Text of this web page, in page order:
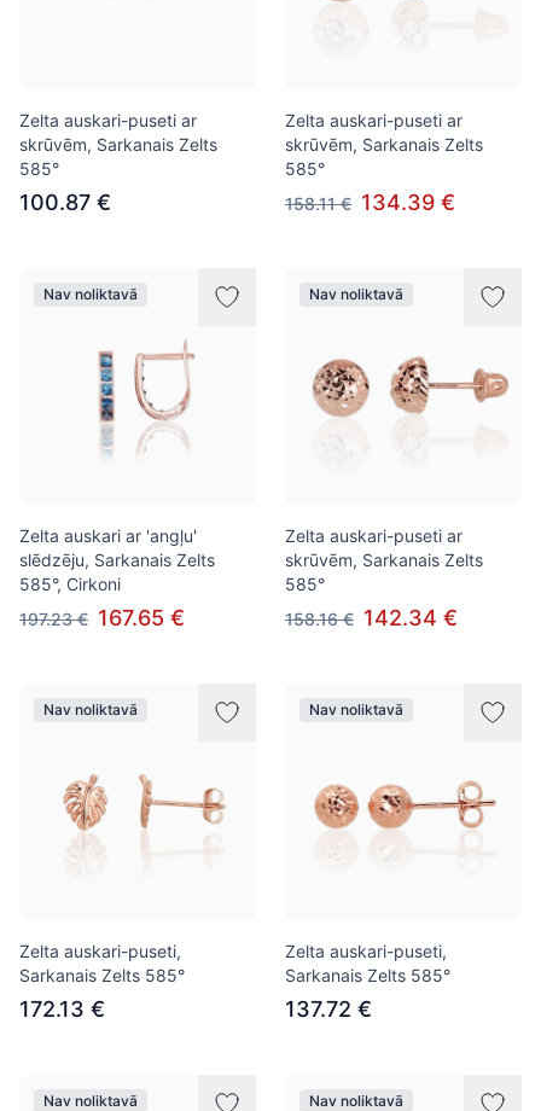
Zelta auskari-puseti ar
skrūvēm, Sarkanais Zelts
585°
100.87 €
Zelta auskari-puseti ar
skrūvēm, Sarkanais Zelts
585°
158.11 € 134.39 €
Nav noliktavā
Zelta auskari ar 'angļu'
slēdzēju, Sarkanais Zelts
585°, Cirkoni
197.23 € 167.65 €
Nav noliktavā
Zelta auskari-puseti ar
skrūvēm, Sarkanais Zelts
585°
158.16 € 142.34 €
Nav noliktavā
Zelta auskari-puseti,
Sarkanais Zelts 585°
172.13 €
Nav noliktavā
Zelta auskari-puseti,
Sarkanais Zelts 585°
137.72 €
Nav noliktavā Nav noliktavā